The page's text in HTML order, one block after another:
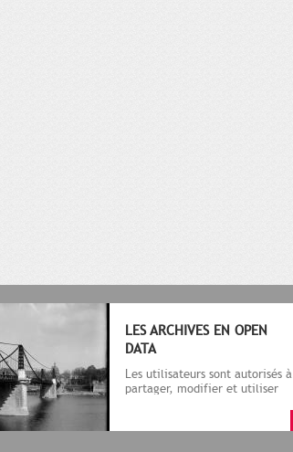
LES ARCHIVES EN OPEN
DATA
Les utilisateurs sont autorisés à
partager, modifier et utiliser